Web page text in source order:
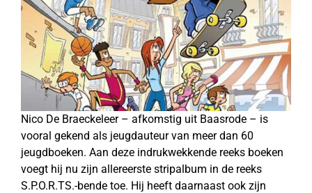
Nico De Braeckeleer – afkomstig uit Baasrode – is
vooral gekend als jeugdauteur van meer dan 60
jeugdboeken. Aan deze indrukwekkende reeks boeken
voegt hij nu zijn allereerste stripalbum in de reeks
S.P.O.R.TS.-bende toe. Hij heeft daarnaast ook zijn